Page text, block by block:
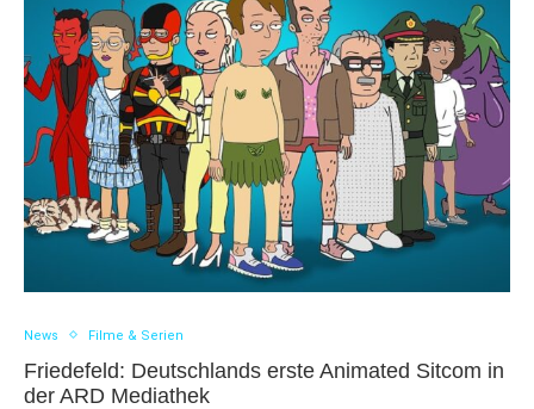
News Filme & Serien
Friedefeld: Deutschlands erste Animated Sitcom in
der ARD Mediathek